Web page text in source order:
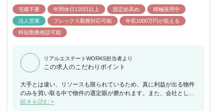
宅建不要 年間休日120日以上 固定給高め
積極採用中
法人営業
フレックス勤務対応可能
年収1000万円が狙える
時短勤務相談可能
リアルエステートWORKS担当者より
この求人のこだわりポイント
大手とは違い、リソースも限られているため、真に利益が出る物件
のみを買い取る中で物件の選定眼が磨かれます。また、会社とし
て、税理士や弁護士などの士業の方々とのコネクションがあるた
続きを読む >